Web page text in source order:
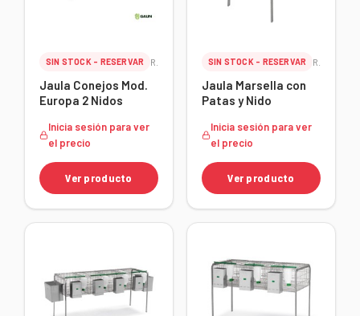
SIN STOCK - RESERVAR
Jaula Conejos Mod.
Europa 2 Nidos
Inicia sesión para ver
el precio
Ver producto
SIN STOCK - RESERVAR
Jaula Marsella con
Patas y Nido
Inicia sesión para ver
el precio
Ver producto